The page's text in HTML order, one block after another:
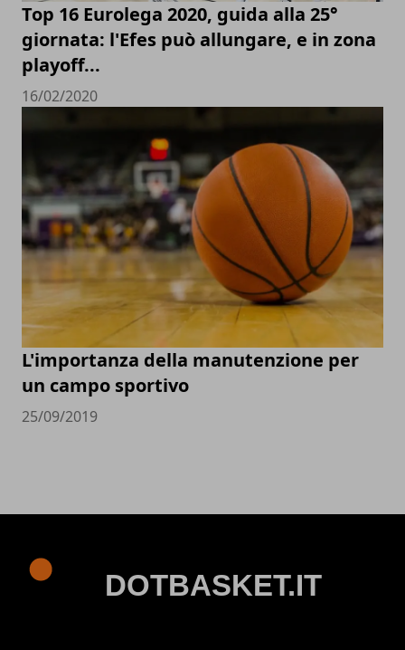
Top 16 Eurolega 2020, guida alla 25°
giornata: l'Efes può allungare, e in zona
playoff...
16/02/2020
L'importanza della manutenzione per
un campo sportivo
25/09/2019